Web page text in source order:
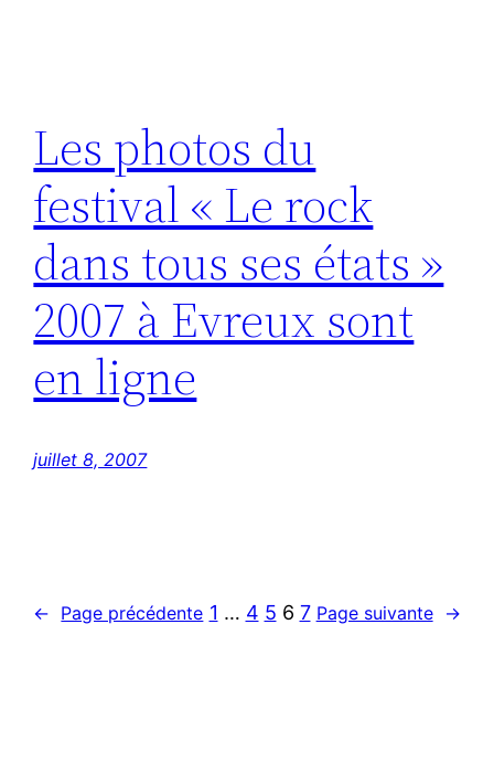
Les photos du
festival « Le rock
dans tous ses états »
2007 à Evreux sont
en ligne
juillet 8, 2007
← Page précédente 1 … 4 5 6 7 Page suivante →